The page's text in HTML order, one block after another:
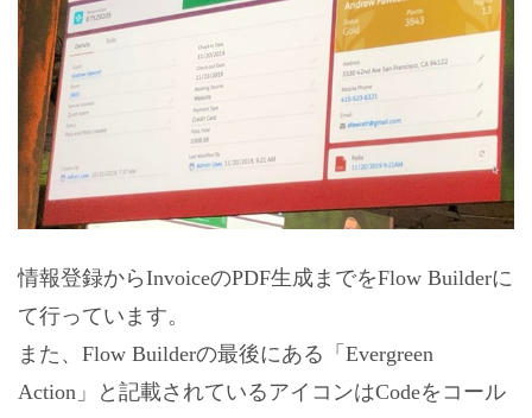
情報登録からInvoiceのPDF生成までをFlow Builderに
て行っています。
また、Flow Builderの最後にある「Evergreen
Action」と記載されているアイコンはCodeをコール